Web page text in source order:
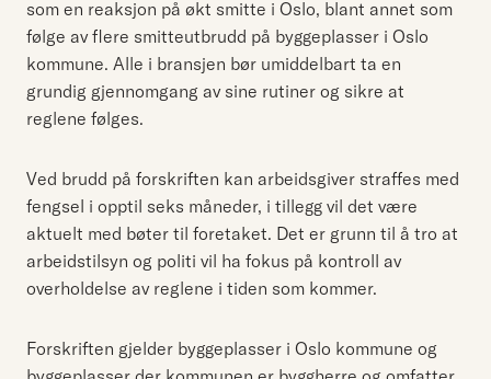
som en reaksjon på økt smitte i Oslo, blant annet som
følge av flere smitteutbrudd på byggeplasser i Oslo
kommune. Alle i bransjen bør umiddelbart ta en
grundig gjennomgang av sine rutiner og sikre at
reglene følges.
Ved brudd på forskriften kan arbeidsgiver straffes med
fengsel i opptil seks måneder, i tillegg vil det være
aktuelt med bøter til foretaket. Det er grunn til å tro at
arbeidstilsyn og politi vil ha fokus på kontroll av
overholdelse av reglene i tiden som kommer.
Forskriften gjelder byggeplasser i Oslo kommune og